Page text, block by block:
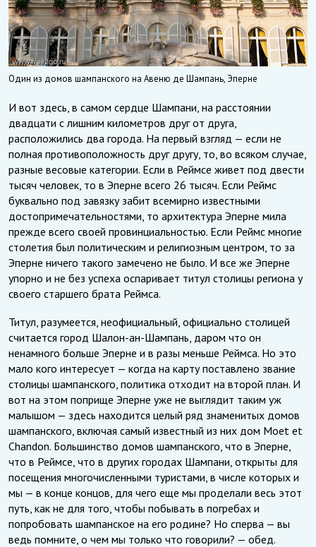
Один из домов шампанского на Авеню де Шампань, Эперне
И вот здесь, в самом сердце Шампани, на расстоянии
двадцати с лишним километров друг от друга,
расположились два города. На первый взгляд — если не
полная противоположность друг другу, то, во всяком случае,
разные весовые категории. Если в Реймсе живет под двести
тысяч человек, то в Эперне всего 26 тысяч. Если Реймс
буквально под завязку забит всемирно известными
достопримечательностями, то архитектура Эперне мила
прежде всего своей провинциальностью. Если Реймс многие
столетия был политическим и религиозным центром, то за
Эперне ничего такого замечено не было. И все же Эперне
упорно и не без успеха оспаривает титул столицы региона у
своего старшего брата Реймса.
Титул, разумеется, неофициальный, официально столицей
считается город Шалон-ан-Шампань, даром что он
ненамного больше Эперне и в разы меньше Реймса. Но это
мало кого интересует — когда на карту поставлено звание
столицы шампанского, политика отходит на второй план. И
вот на этом поприще Эперне уже не выглядит таким уж
малышом — здесь находится целый ряд знаменитых домов
шампанского, включая самый известный из них дом Moet et
Chandon. Большинство домов шампанского, что в Эперне,
что в Реймсе, что в других городах Шампани, открыты для
посещения многочисленными туристами, в числе которых и
мы — в конце концов, для чего еще мы проделали весь этот
путь, как не для того, чтобы побывать в погребах и
попробовать шампанское на его родине? Но сперва — вы
ведь помните, о чем мы только что говорили? — обед.